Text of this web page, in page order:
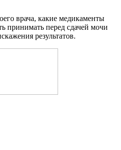
врача, какие медикаменты
принимать перед сдачей мочи
результатов.